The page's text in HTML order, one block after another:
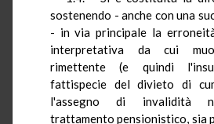
sostenendo - anche con una
- in via principale la
interpretativa da cui
rimettente (e quindi
fattispecie del divieto di
l'assegno di invalidità
trattamento pensionistico, sia